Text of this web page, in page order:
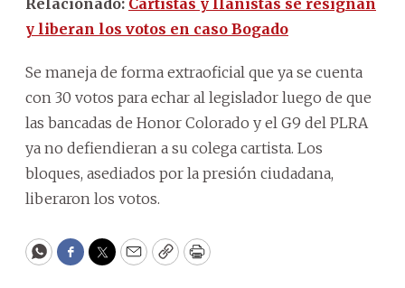
y liberan los votos en caso Bogado
Se maneja de forma extraoficial que ya se cuenta
con 30 votos para echar al legislador luego de que
las bancadas de Honor Colorado y el G9 del PLRA
ya no defiendieran a su colega cartista. Los
bloques, asediados por la presión ciudadana,
liberaron los votos.
WhatsApp
Facebook
Twitter
EmailCopyPrint